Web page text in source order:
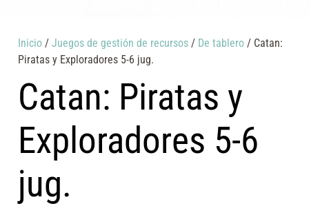
Inicio /Juegos de gestión de recursos / De tablero / Catan:
Piratas y Exploradores 5-6 jug.
Catan: Piratas y
Exploradores 5-6
jug.